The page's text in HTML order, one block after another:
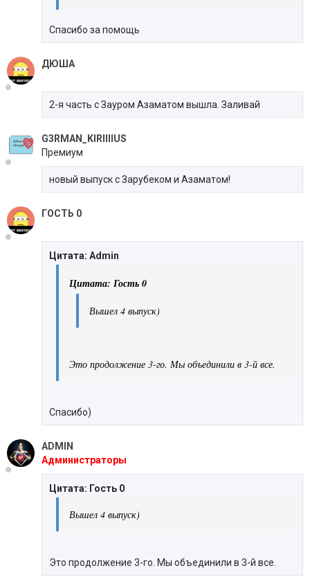
Спасибо за помощь
ДЮША
2-я часть с Зауром Азаматом вышла. Заливай
G3RMAN_KIRIIIIUS
Премиум
новый выпуск с Зарубеком и Азаматом!
ГОСТЬ 0
Цитата: Admin
Цитата: Гость 0
Вышел 4 выпуск)
Это продолжение 3-го. Мы объединили в 3-й все.
Спасибо)
ADMIN
Администраторы
Цитата: Гость 0
Вышел 4 выпуск)
Это продолжение 3-го. Мы объединили в 3-й все.